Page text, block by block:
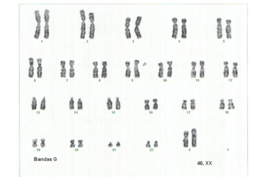
Barra
lateral
del
artículo